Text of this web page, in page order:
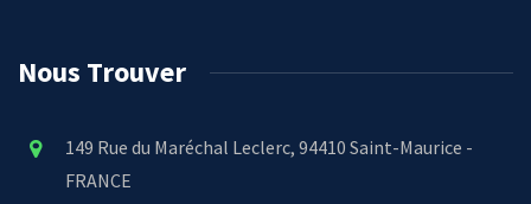
Nous Trouver
149 Rue du Maréchal Leclerc, 94410 Saint-Maurice -
FRANCE